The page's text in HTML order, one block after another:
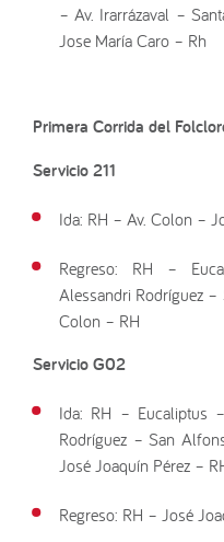
– Av. Irarrázaval –
Jose María Caro – Rh
Primera Corrida del
Servicio 211
Ida: RH – Av. Colon –
Regreso: RH –
Alessandri Rodríguez
Colon – RH
Servicio G02
Ida: RH – Eucaliptus
Rodríguez – San
José Joaquín Pérez –
Regreso: RH – José